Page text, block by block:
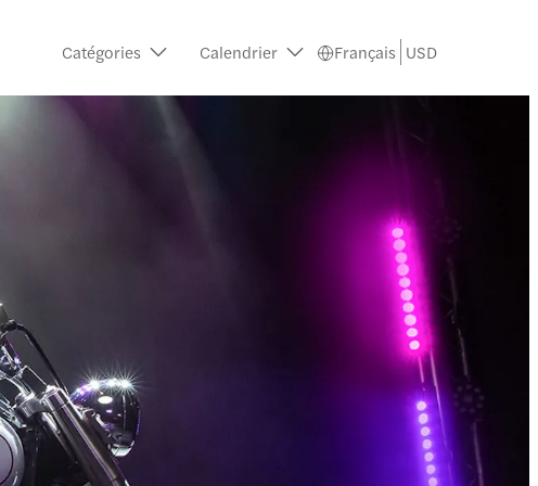
Catégories Calendrier Français USD